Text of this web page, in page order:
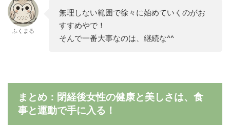
ふくまる
無理しない範囲で徐々に始めていくのがお
すすめやで！
そんで一番大事なのは、継続な^^
まとめ：閉経後女性の健康と美しさは、食
事と運動で手に入る！